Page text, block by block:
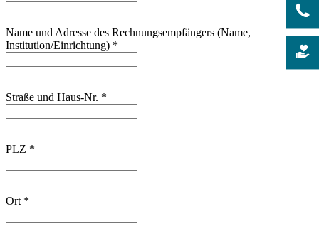
Name und Adresse des Rechnungsempfängers (Name,
Institution/Einrichtung) *
Straße und Haus-Nr. *
PLZ *
Ort *